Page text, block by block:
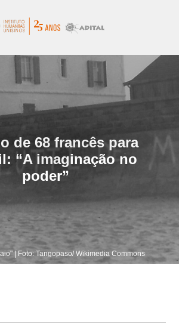
de 68 francês para
“A imaginação no
poder”
| Foto: Tangopaso/ Wikimedia Commons